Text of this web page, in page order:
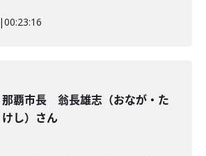
|00:23:16
那覇市長 翁長雄志（おなが・た
けし）さん